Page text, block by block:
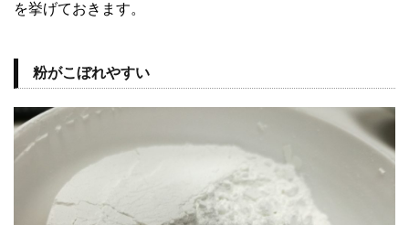
を挙げておきます。
粉がこぼれやすい